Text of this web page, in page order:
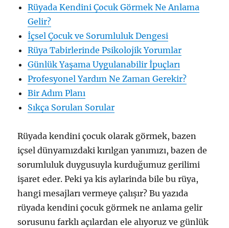
Rüyada Kendini Çocuk Görmek Ne Anlama
Gelir?
İçsel Çocuk ve Sorumluluk Dengesi
Rüya Tabirlerinde Psikolojik Yorumlar
Günlük Yaşama Uygulanabilir İpuçları
Profesyonel Yardım Ne Zaman Gerekir?
Bir Adım Planı
Sıkça Sorulan Sorular
Rüyada kendini çocuk olarak görmek, bazen
içsel dünyamızdaki kırılgan yanımızı, bazen de
sorumluluk duygusuyla kurduğumuz gerilimi
işaret eder. Peki ya kis aylarinda bile bu rüya,
hangi mesajları vermeye çalışır? Bu yazıda
rüyada kendini çocuk görmek ne anlama gelir
sorusunu farklı açılardan ele alıyoruz ve günlük